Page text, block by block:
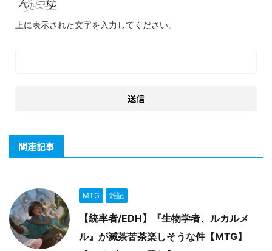
上に表示された文字を入力してください。
関連記事
MTG 雑記
【統率者/EDH】『生物学者、ルカルメ
ル』が滅茶苦茶楽しそうな件【MTG】